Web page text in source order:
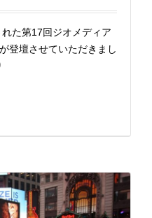
た第17回ジオメディア
登壇させていただきまし